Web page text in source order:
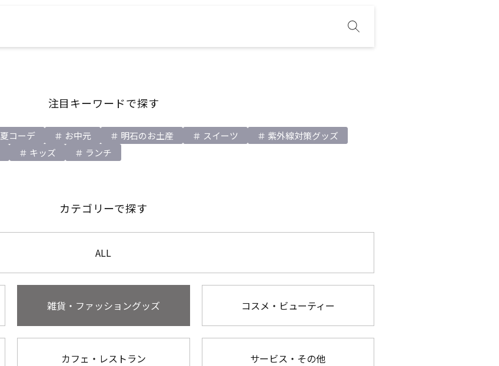
注目キーワードで探す
夏コーデ お中元 明石のお土産 スイーツ
紫外線対策グッズ
キッズ ランチ
カテゴリーで探す
ALL
雑貨・ファッショングッズ コスメ・ビューティー
カフェ・レストラン サービス・その他